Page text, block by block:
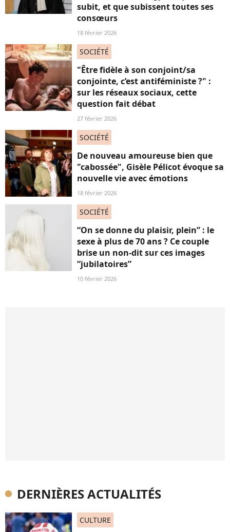
subit, et que subissent toutes ses
consœurs
18 février 2026
SOCIÉTÉ
"Être fidèle à son conjoint/sa
conjointe, c’est antiféministe ?" :
sur les réseaux sociaux, cette
question fait débat
27 février 2026
SOCIÉTÉ
De nouveau amoureuse bien que
"cabossée", Gisèle Pélicot évoque sa
nouvelle vie avec émotions
18 février 2026
SOCIÉTÉ
“On se donne du plaisir, plein” : le
sexe à plus de 70 ans ? Ce couple
brise un non-dit sur ces images
“jubilatoires”
10 février 2026
DERNIÈRES ACTUALITÉS
CULTURE